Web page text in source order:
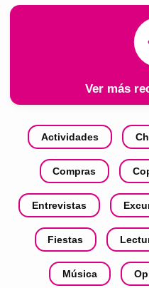
Ver más
Actividades
Compras
Entrevistas
Fiestas
Música